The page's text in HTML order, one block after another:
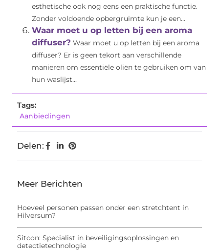
esthetische ook nog eens een praktische functie.
Zonder voldoende opbergruimte kun je een...
Waar moet u op letten bij een aroma
diffuser? Waar moet u op letten bij een aroma
diffuser? Er is geen tekort aan verschillende
manieren om essentiële oliën te gebruiken om van
hun waslijst...
Tags:
Aanbiedingen
Delen:
Meer Berichten
Hoeveel personen passen onder een stretchtent in
Hilversum?
Sitcon: Specialist in beveiligingsoplossingen en
detectietechnologie